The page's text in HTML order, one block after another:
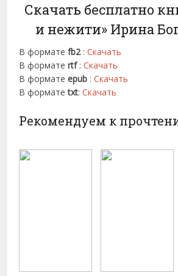
Скачать бесплатно
и нежити» Ирина
В форматеfb2:Скачать
В форматеrtf :Скачать
В форматеepub :Скачать
В форматеtxt:Скачать
Рекомендуем к